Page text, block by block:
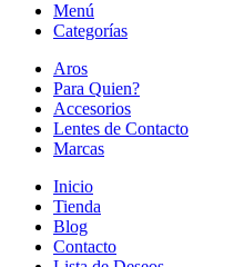
Menú
Categorías
Aros
Para Quien?
Accesorios
Lentes de Contacto
Marcas
Inicio
Tienda
Blog
Contacto